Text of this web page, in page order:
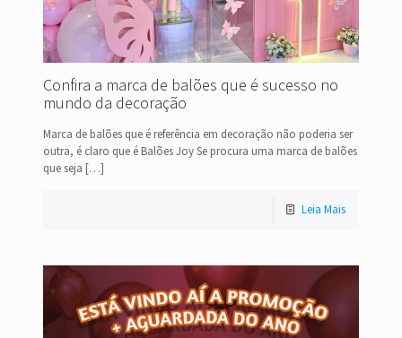
Confira a marca de balões que é sucesso no
mundo da decoração
Marca de balões que é referência em decoração não poderia ser
outra, é claro que é Balões Joy Se procura uma marca de balões
que seja […]
Leia Mais